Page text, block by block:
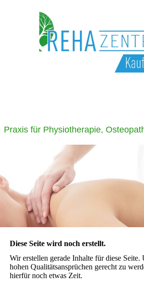
Praxis für Physiotherapie,
Diese Seite wird noch erstellt.
Wir erstellen gerade Inhalte für diese Seite.
hohen Qualitätsansprüchen gerecht zu
hierfür noch etwas Zeit.